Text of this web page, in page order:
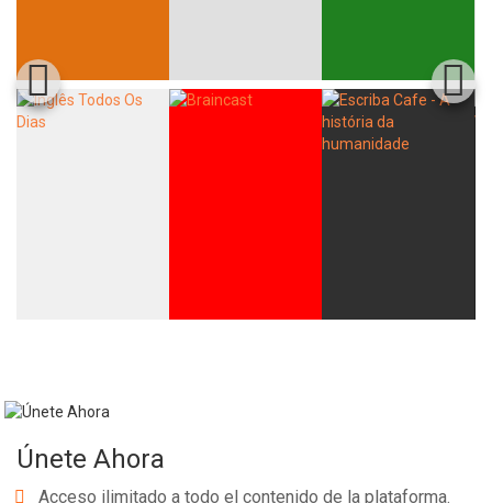
Únete Ahora
Acceso ilimitado a todo el contenido de la plataforma.